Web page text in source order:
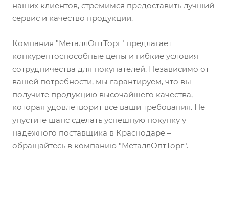
наших клиентов, стремимся предоставить лучший
сервис и качество продукции.
Компания "МеталлОптТорг" предлагает
конкурентоспособные цены и гибкие условия
сотрудничества для покупателей. Независимо от
вашей потребности, мы гарантируем, что вы
получите продукцию высочайшего качества,
которая удовлетворит все ваши требования. Не
упустите шанс сделать успешную покупку у
надежного поставщика в Краснодаре –
обращайтесь в компанию "МеталлОптТорг".